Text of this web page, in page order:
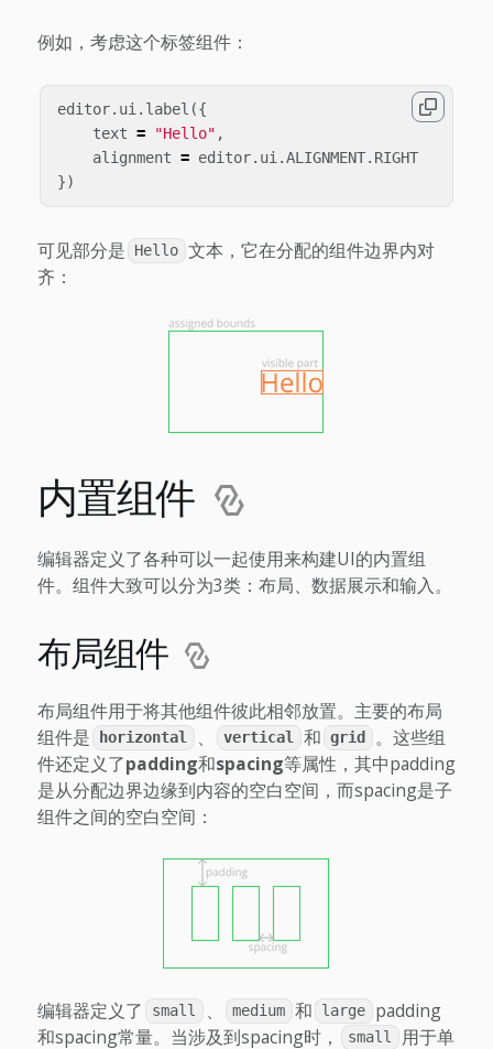
例如，考虑这个标签组件：
editor. ui . label ({
text = "Hello" ,
alignment = editor. ui .ALIGNMENT. RIGHT
})
可见部分是 Hello 文本，它在分配的组件边界内对
齐：
内置组件
编辑器定义了各种可以一起使用来构建UI的内置组
件。组件大致可以分为3类：布局、数据展示和输入。
布局组件
布局组件用于将其他组件彼此相邻放置。主要的布局
组件是
horizontal 、 vertical 和 grid
。这些组
件还定义了padding和spacing等属性，其中padding
是从分配边界边缘到内容的空白空间，而spacing是子
组件之间的空白空间：
编辑器定义了 small 、 medium 和 large
padding
和spacing常量。当涉及到spacing时，
small 用于单